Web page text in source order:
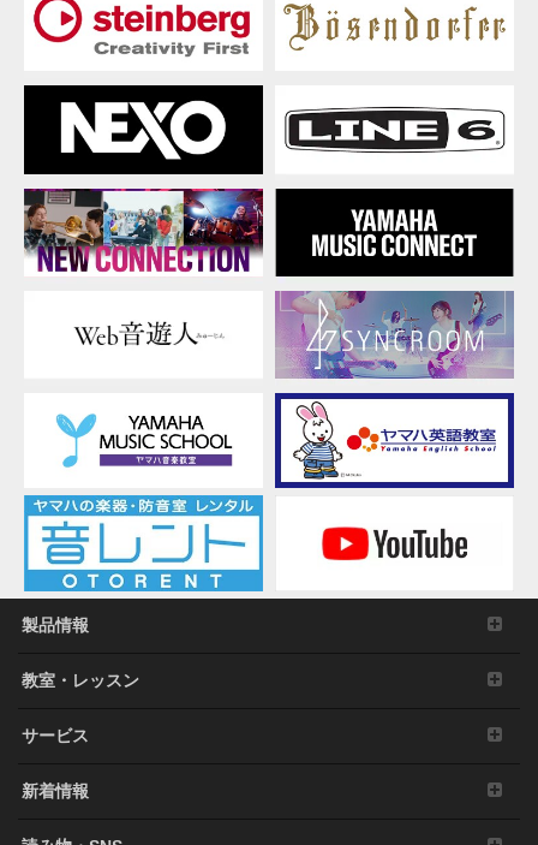
本ソフトウェアを、ネットワークを通して別のコ
ンピュータに伝送すること。
良俗に反するデータを配信すること。
弊社の許可無く本ソフトウェアの利用を前提とし
たサービスを立ち上げること。
正当な保有者から許可を得ている場合またはその
他の法的な権限を有する場合を除いて、著作権そ
の他の財産的権利により保護された物の権利侵害
となる様態にて本ソフトウェアを利用すること。
本ソフトウェアにより使用または入手できる著作
権曲について、商業的な目的で使用すること、著
作者の許可無く複製、転送または配信したり、不
特定多数にむけて再生および演奏すること、入手
できるデータの暗号を権利者の許可なく解除した
り、電子すかしを改編したりすること。
その他、法律・公序良俗に反する行為。
3. 発行と終了
本契約は、お客様が本利用規約に同意した日に発
効します。
本契約は、お客様が著作権法または本契約に定め
る使用条件の条項に一つでも違反されたときは、
ものとします。その場合には、ただちに本ソフト
をすべて廃棄しなければなりません。
4. 製品の否認
のご負担となることを理解し明示的に同意するものとし
ー
ン)
製品情報
教室・レッスン
サービス
新着情報